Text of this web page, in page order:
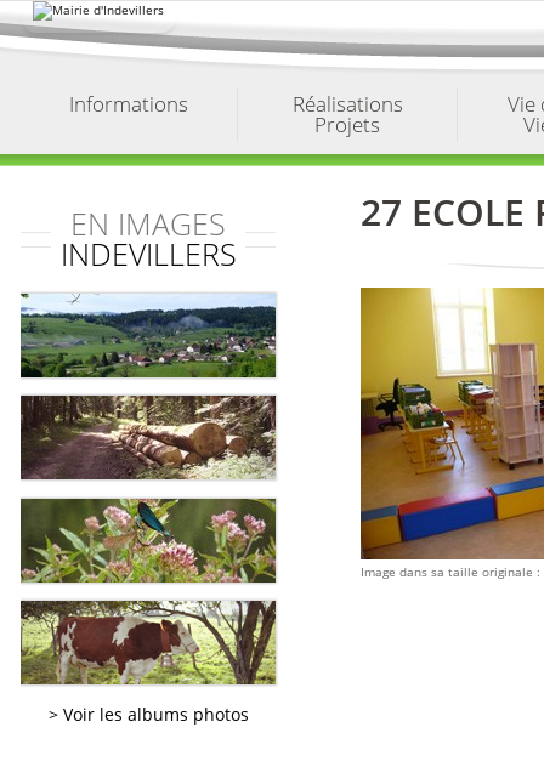
au
contenu.
Informations Réalisations
Projets
Vie
EN IMAGES
INDEVILLERS
Voir les albums photos
27 ECOLE
Image dans sa taille originale :